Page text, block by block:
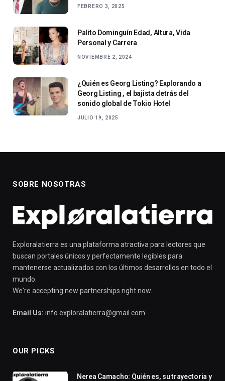
FEBRERO 3, 2025
Palito Dominguín Edad, Altura, Vida
Personal y Carrera
NOVIEMBRE 2, 2024
¿Quién es Georg Listing? Explorando a
Georg Listing , el bajista detrás del
sonido global de Tokio Hotel
JULIO 19, 2025
SOBRE NOSOTRAS
Exploralatierra es una plataforma atractiva para lectores que
buscan portales únicos y perfectamente legibles para
mantenerse actualizados con los últimos desarrollos en todo el
mundo.
We're accepting new partnerships right now.
Email Us: info.exploralatierra@gmail.com
OUR PICKS
Nerea Camacho: Quién es, su trayectoria y